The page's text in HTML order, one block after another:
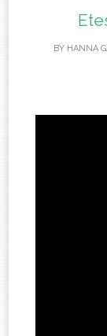
BY HANNA